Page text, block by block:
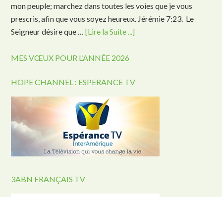
mon peuple; marchez dans toutes les voies que je vous
prescris, afin que vous soyez heureux. Jérémie 7:23. Le
Seigneur désire que …[Lire la Suite ...]
MES VŒUX POUR L’ANNÉE 2026
HOPE CHANNEL : ESPERANCE TV
3ABN FRANÇAIS TV